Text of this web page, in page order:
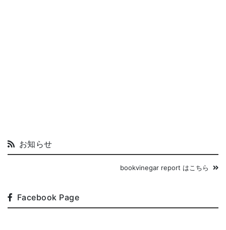
お知らせ
bookvinegar report はこちら
Facebook Page